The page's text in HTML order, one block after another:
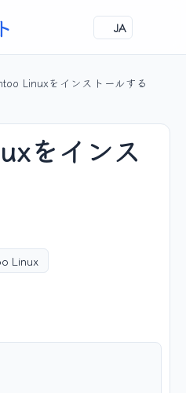
JA
Linuxをインストールする
をインス
Linux